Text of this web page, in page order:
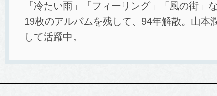
「冷たい雨」「フィーリング」「風の街」
19枚のアルバムを残して、94年解散。山本
して活躍中。